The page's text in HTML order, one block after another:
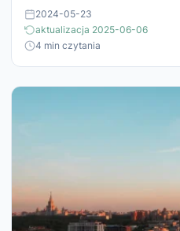
2024-05-23
aktualizacja 2025-06-06
4 min czytania